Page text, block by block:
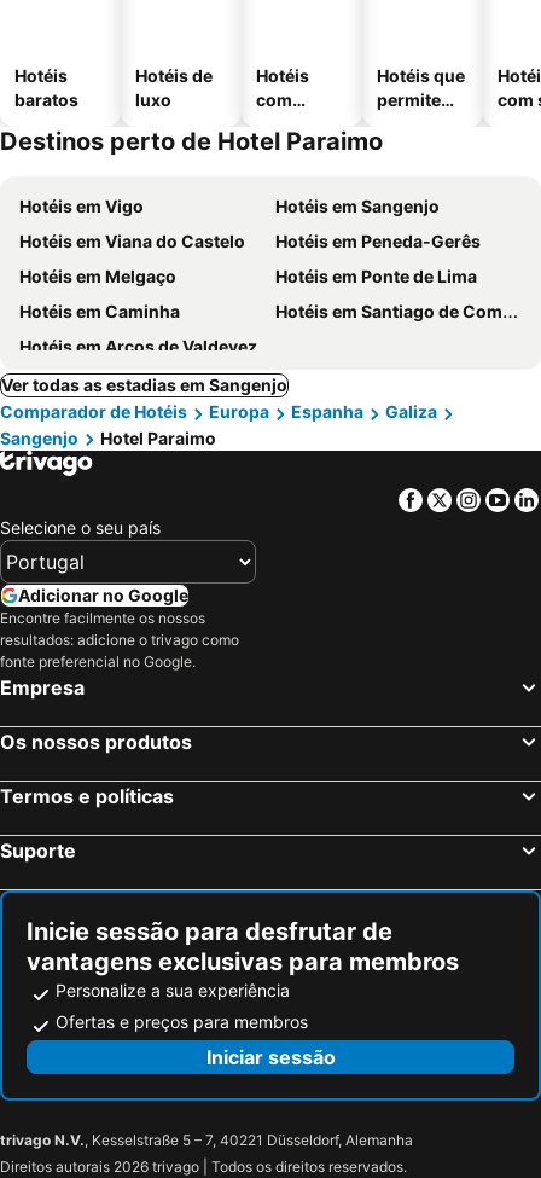
Hotéis
baratos
Hotéis de
luxo
Hotéis
com
Hotéis que
permitem
com
Destinos perto de Hotel Paraimo
Hotéis em Vigo
Hotéis em Sangenjo
Hotéis em Viana do Castelo
Hotéis em Peneda-Gerês
Hotéis em Melgaço
Hotéis em Ponte de Lima
Hotéis em Caminha
Hotéis em Santiago de Compostela
Hotéis em Arcos de Valdevez
Ver todas as estadias em Sangenjo
Comparador de Hotéis
Europa Espanha
Galiza
Sangenjo
Hotel Paraimo
Facebook
Twitter
Selecione o seu país
Adicionar no Google
Encontre facilmente os nossos
resultados: adicione o trivago como
fonte preferencial no Google.
Empresa
Os nossos produtos
Termos e políticas
Suporte
Inicie sessão para desfrutar de
vantagens exclusivas para membros
Personalize a sua experiência
Ofertas e preços para membros
Iniciar sessão
trivago N.V., Kesselstraße 5 – 7, 40221 Düsseldorf, Alemanha
Direitos autorais 2026 trivago | Todos os direitos reservados.